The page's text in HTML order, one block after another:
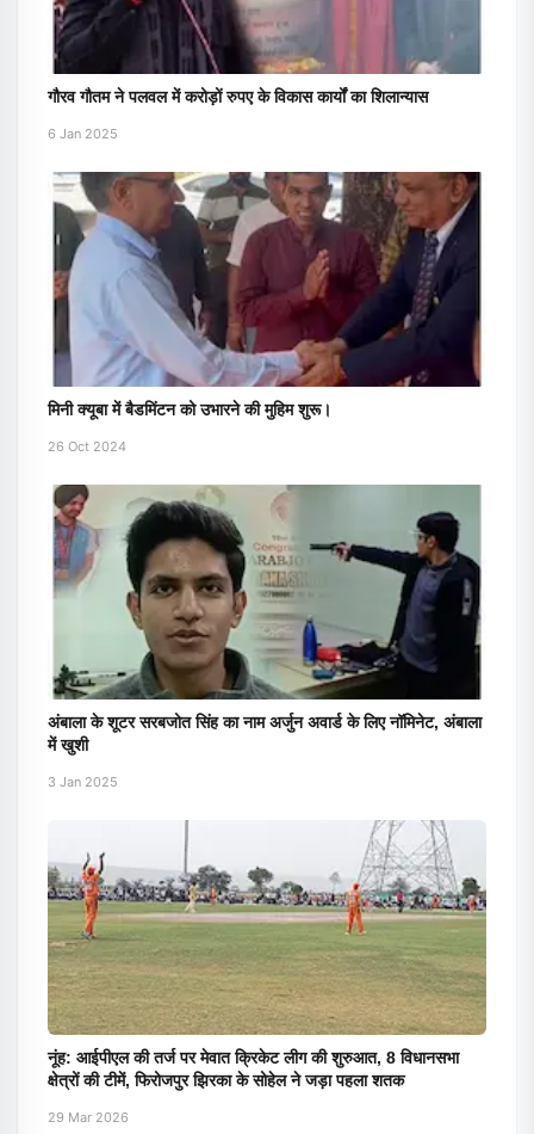
गौरव गौतम ने पलवल में करोड़ों रुपए के विकास कार्यों का शिलान्यास
6 Jan 2025
मिनी क्यूबा में बैडमिंटन को उभारने की मुहिम शुरू।
26 Oct 2024
अंबाला के शूटर सरबजोत सिंह का नाम अर्जुन अवार्ड के लिए नॉमिनेट, अंबाला
में खुशी
3 Jan 2025
नूंह: आईपीएल की तर्ज पर मेवात क्रिकेट लीग की शुरुआत, 8 विधानसभा
क्षेत्रों की टीमें, फिरोजपुर झिरका के सोहेल ने जड़ा पहला शतक
29 Mar 2026